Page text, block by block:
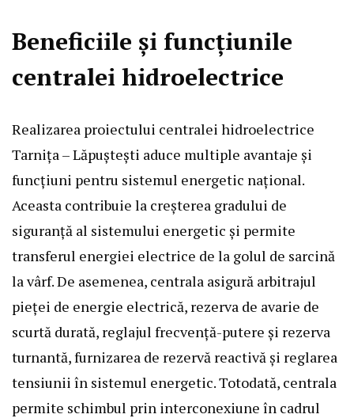
Beneficiile și funcțiunile
centralei hidroelectrice
Realizarea proiectului centralei hidroelectrice
Tarnița – Lăpuștești aduce multiple avantaje și
funcțiuni pentru sistemul energetic național.
Aceasta contribuie la creșterea gradului de
siguranță al sistemului energetic și permite
transferul energiei electrice de la golul de sarcină
la vârf. De asemenea, centrala asigură arbitrajul
pieței de energie electrică, rezerva de avarie de
scurtă durată, reglajul frecvență-putere și rezerva
turnantă, furnizarea de rezervă reactivă și reglarea
tensiunii în sistemul energetic. Totodată, centrala
permite schimbul prin interconexiune în cadrul